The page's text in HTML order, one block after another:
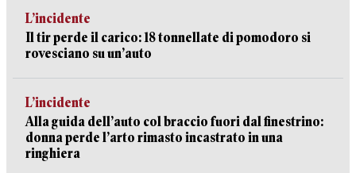
L’incidente
Il tir perde il carico: 18 tonnellate di pomodoro si
rovesciano su un’auto
L’incidente
Alla guida dell’auto col braccio fuori dal finestrino:
donna perde l’arto rimasto incastrato in una
ringhiera